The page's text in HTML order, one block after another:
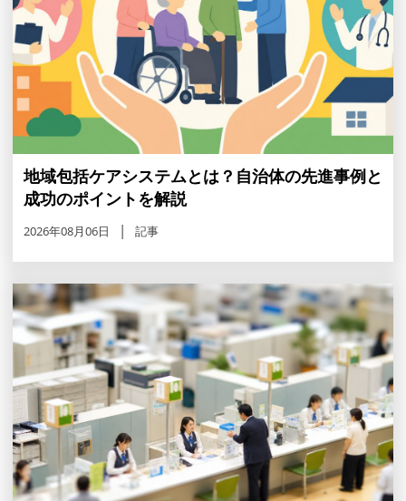
地域包括ケアシステムとは？自治体の先進事例と
成功のポイントを解説
2026年08月06日 記事